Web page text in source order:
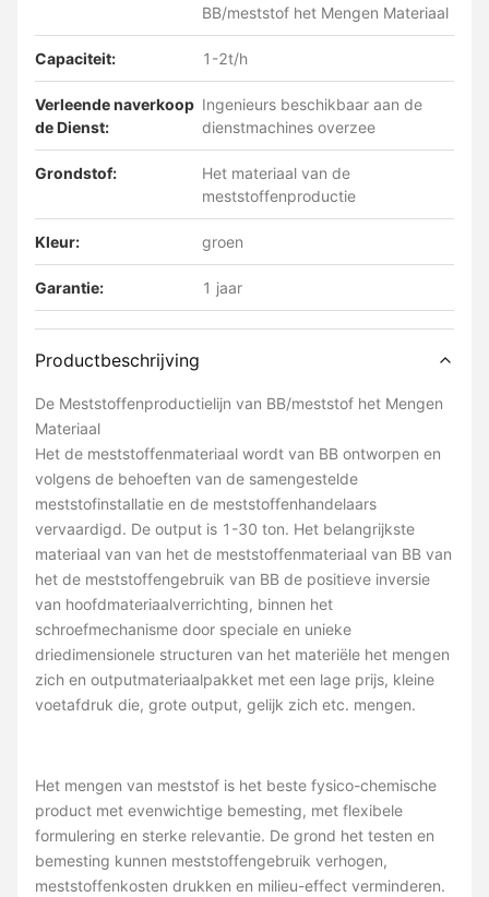
BB/meststof het Mengen Materiaal
Capaciteit: 1-2t/h
Verleende naverkoop
de Dienst:
Ingenieurs beschikbaar aan de
dienstmachines overzee
Grondstof:
Het materiaal van de
meststoffenproductie
Kleur: groen
Garantie: 1 jaar
Productbeschrijving
De Meststoffenproductielijn van BB/meststof het Mengen
Materiaal
Het de meststoffenmateriaal wordt van BB ontworpen en
volgens de behoeften van de samengestelde
meststofinstallatie en de meststoffenhandelaars
vervaardigd. De output is 1-30 ton. Het belangrijkste
materiaal van van het de meststoffenmateriaal van BB van
het de meststoffengebruik van BB de positieve inversie
van hoofdmateriaalverrichting, binnen het
schroefmechanisme door speciale en unieke
driedimensionele structuren van het materiële het mengen
zich en outputmateriaalpakket met een lage prijs, kleine
voetafdruk die, grote output, gelijk zich etc. mengen.
Het mengen van meststof is het beste fysico-chemische
product met evenwichtige bemesting, met flexibele
formulering en sterke relevantie. De grond het testen en
bemesting kunnen meststoffengebruik verhogen,
meststoffenkosten drukken en milieu-effect verminderen.